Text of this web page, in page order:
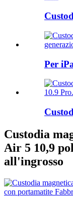
Per
Custodia
Air 5 10,9
all'ingrosso